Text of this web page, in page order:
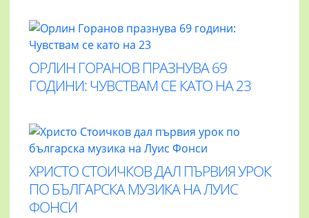
ОРЛИН ГОРАНОВ ПРАЗНУВА 69
ГОДИНИ: ЧУВСТВАМ СЕ КАТО НА 23
ХРИСТО СТОИЧКОВ ДАЛ ПЪРВИЯ УРОК
ПО БЪЛГАРСКА МУЗИКА НА ЛУИС
ФОНСИ